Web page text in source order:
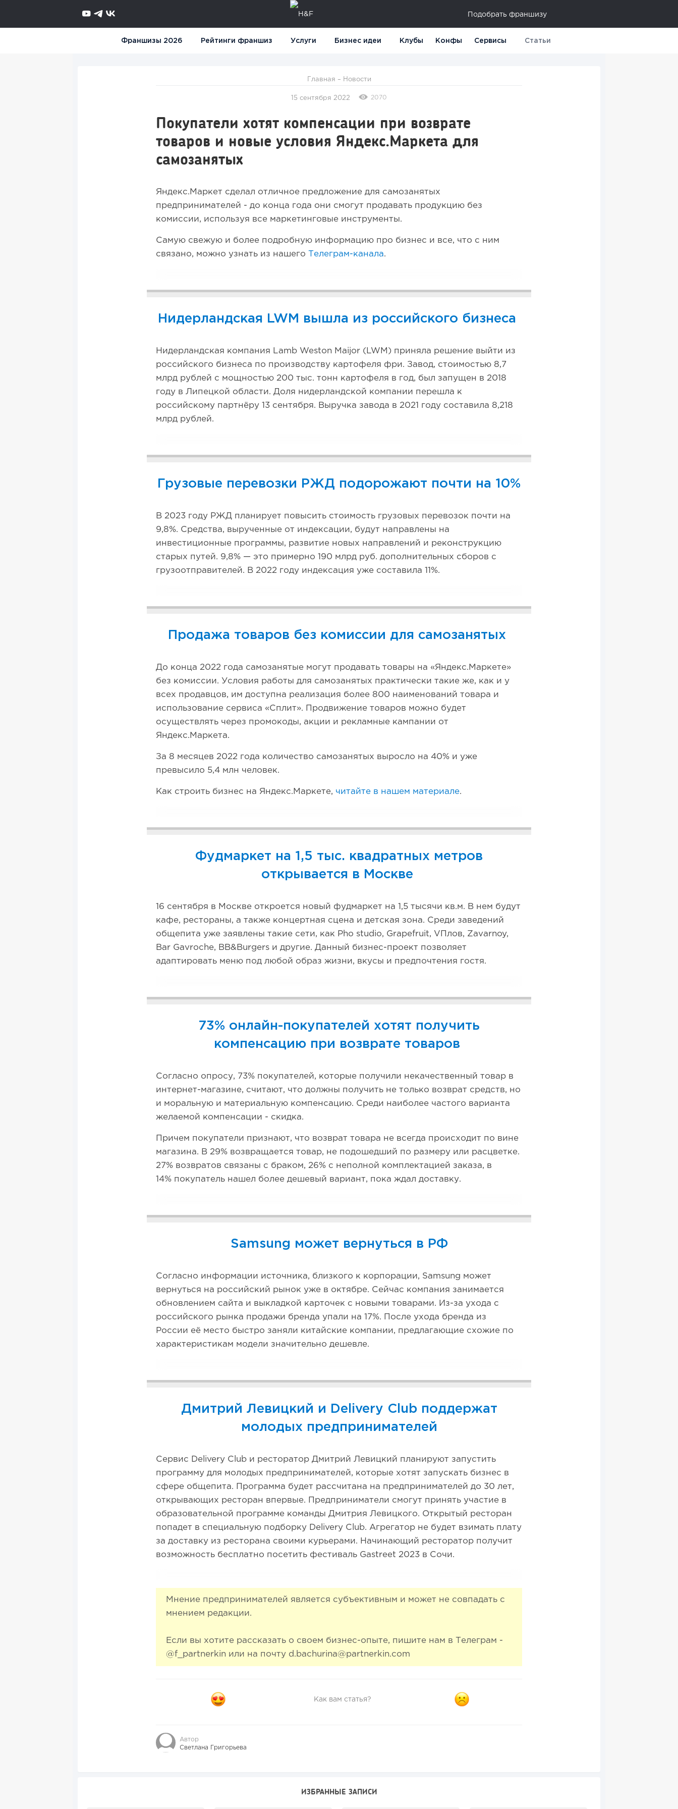
Подобрать франшизу
Франшизы 2026 Рейтинги франшиз Услуги Бизнес идеи Клубы Конфы Сервисы Статьи
Главная – Новости
15 сентября 2022 2070
Покупатели хотят компенсации при возврате
товаров и новые условия Яндекс.Маркета для
самозанятых
Яндекс.Маркет сделал отличное предложение для самозанятых
предпринимателей - до конца года они смогут продавать продукцию без
комиссии, используя все маркетинговые инструменты.
Самую свежую и более подробную информацию про бизнес и все, что с ним
связано, можно узнать из нашего
Телеграм-канала.
Нидерландская LWM вышла из российского бизнеса
Нидерландская компания Lamb Weston Maijor (LWM) приняла решение выйти из
российского бизнеса по производству картофеля фри. Завод, стоимостью 8,7
млрд рублей с мощностью 200 тыс. тонн картофеля в год, был запущен в 2018
году в Липецкой области. Доля нидерландской компании перешла к
российскому партнёру 13 сентября. Выручка завода в 2021 году составила 8,218
млрд рублей.
Грузовые перевозки РЖД подорожают почти на 10%
В 2023 году РЖД планирует повысить стоимость грузовых перевозок почти на
9,8%. Средства, вырученные от индексации, будут направлены на
инвестиционные программы, развитие новых направлений и реконструкцию
старых путей. 9,8% — это примерно 190 млрд руб. дополнительных сборов с
грузоотправителей. В 2022 году индексация уже составила 11%.
Продажа товаров без комиссии для самозанятых
До конца 2022 года самозанятые могут продавать товары на «Яндекс.Маркете»
без комиссии. Условия работы для самозанятых практически такие же, как и у
всех продавцов, им доступна реализация более 800 наименований товара и
использование сервиса «Сплит». Продвижение товаров можно будет
осуществлять через промокоды, акции и рекламные кампании от
Яндекс.Маркета.
За 8 месяцев 2022 года количество самозанятых выросло на 40% и уже
превысило 5,4 млн человек.
Как строить бизнес на Яндекс.Маркете, читайте в нашем материале.
Фудмаркет на 1,5 тыс. квадратных метров
открывается в Москве
16 сентября в Москве откроется новый фудмаркет на 1,5 тысячи кв.м. В нем будут
кафе, рестораны, а также концертная сцена и детская зона. Среди заведений
общепита уже заявлены такие сети, как Pho studio, Grapefruit, VПлов, Zavarnoy,
Bar Gavroche, BB&Burgers и другие. Данный бизнес-проект позволяет
адаптировать меню под любой образ жизни, вкусы и предпочтения гостя.
73% онлайн-покупателей хотят получить
компенсацию при возврате товаров
Согласно опросу, 73% покупателей, которые получили некачественный товар в
интернет-магазине, считают, что должны получить не только возврат средств, но
и моральную и материальную компенсацию. Среди наиболее частого варианта
желаемой компенсации - скидка.
Причем покупатели признают, что возврат товара не всегда происходит по вине
магазина. В 29% возвращается товар, не подошедший по размеру или расцветке.
27% возвратов связаны с браком, 26% с неполной комплектацией заказа, в
14% покупатель нашел более дешевый вариант, пока ждал доставку.
Samsung может вернуться в РФ
Согласно информации источника, близкого к корпорации, Samsung может
вернуться на российский рынок уже в октябре. Сейчас компания занимается
обновлением сайта и выкладкой карточек с новыми товарами. Из-за ухода с
российского рынка продажи бренда упали на 17%. После ухода бренда из
России её место быстро заняли китайские компании, предлагающие схожие по
характеристикам модели значительно дешевле.
Дмитрий Левицкий и Delivery Club поддержат
молодых предпринимателей
Сервис Delivery Club и ресторатор Дмитрий Левицкий планируют запустить
программу для молодых предпринимателей, которые хотят запускать бизнес в
сфере общепита. Программа будет рассчитана на предпринимателей до 30 лет,
открывающих ресторан впервые. Предприниматели смогут принять участие в
образовательной программе команды Дмитрия Левицкого. Открытый ресторан
попадет в специальную подборку Delivery Club. Агрегатор не будет взимать плату
за доставку из ресторана своими курьерами. Начинающий ресторатор получит
возможность бесплатно посетить фестиваль Gastreet 2023 в Сочи.
Мнение предпринимателей является субъективным и может не совпадать с
мнением редакции.
Если вы хотите рассказать о своем бизнес-опыте, пишите нам в Телеграм -
@f_partnerkin или на почту d.bachurina@partnerkin.com
Как вам статья?
Автор
Светлана Григорьева
ИЗБРАННЫЕ ЗАПИСИ